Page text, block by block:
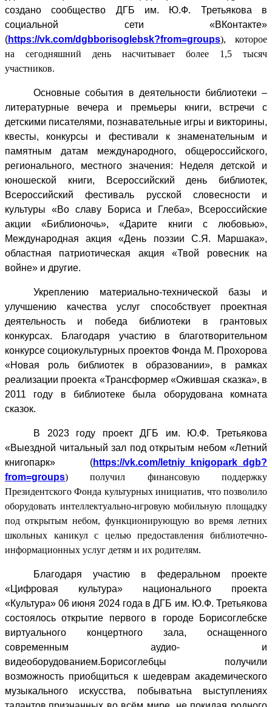
создано сообщество ДГБ им. Ю.Ф. Третьякова в
социальной сети «ВКонтакте»
(https://vk.com/dgbborisoglebsk?from=groups), которое
на сегодняшний день насчитывает более 1,5 тысяч
участников.
Основные события в деятельности библиотеки –
литературные вечера и премьеры книги, встречи с
детскими писателями, познавательные игры и викторины,
квесты, конкурсы и фестивали к знаменательным и
памятным датам международного, общероссийского,
регионального, местного значения: Неделя детской и
юношеской книги, Всероссийский день библиотек,
Всероссийский фестиваль русской словесности и
культуры «Во славу Бориса и Глеба», Всероссийские
акции «Библионочь», «Дарите книги с любовью»,
Международная акция «День поэзии С.Я. Маршака»,
областная патриотическая акция «Твой ровесник на
войне» и другие.
Укреплению материально-технической базы и
улучшению качества услуг способствует проектная
деятельность и победа библиотеки в грантовых
конкурсах. Благодаря участию в благотворительном
конкурсе социокультурных проектов Фонда М. Прохорова
«Новая роль библиотек в образовании», в рамках
реализации проекта «Трансформер «Ожившая сказка», в
2011 году в библиотеке была оборудована комната
сказок.
В 2023 году проект ДГБ им. Ю.Ф. Третьякова
«Выездной читальный зал под открытым небом «Летний
книгопарк» (https://vk.com/letniy_knigopark_dgb?
from=groups) получил финансовую поддержку
Президентского Фонда культурных инициатив, что позволило
оборудовать интеллектуально-игровую мобильную площадку
под открытым небом, функционирующую во время летних
школьных каникул с целью предоставления библиотечно-
информационных услуг детям и их родителям.
Благодаря участию в федеральном проекте
«Цифровая культура» национального проекта
«Культура» 06 июня 2024 года в ДГБ им. Ю.Ф. Третьякова
состоялось открытие первого в городе Борисоглебске
виртуального концертного зала, оснащенного
современным аудио- и
видеоборудованием.Борисоглебцы получили
возможность приобщиться к шедеврам академического
музыкального искусства, побыватьна выступлениях